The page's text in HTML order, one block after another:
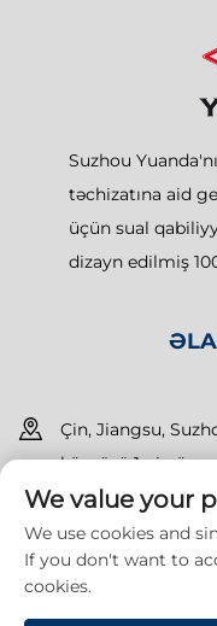
Suzhou
təchizatına aid
üçün sual
dizayn edilmiş
Çin, Jiangsu,
körpüsü 1-ci
We value your
We use cookies and
If you don't want to
cookies.